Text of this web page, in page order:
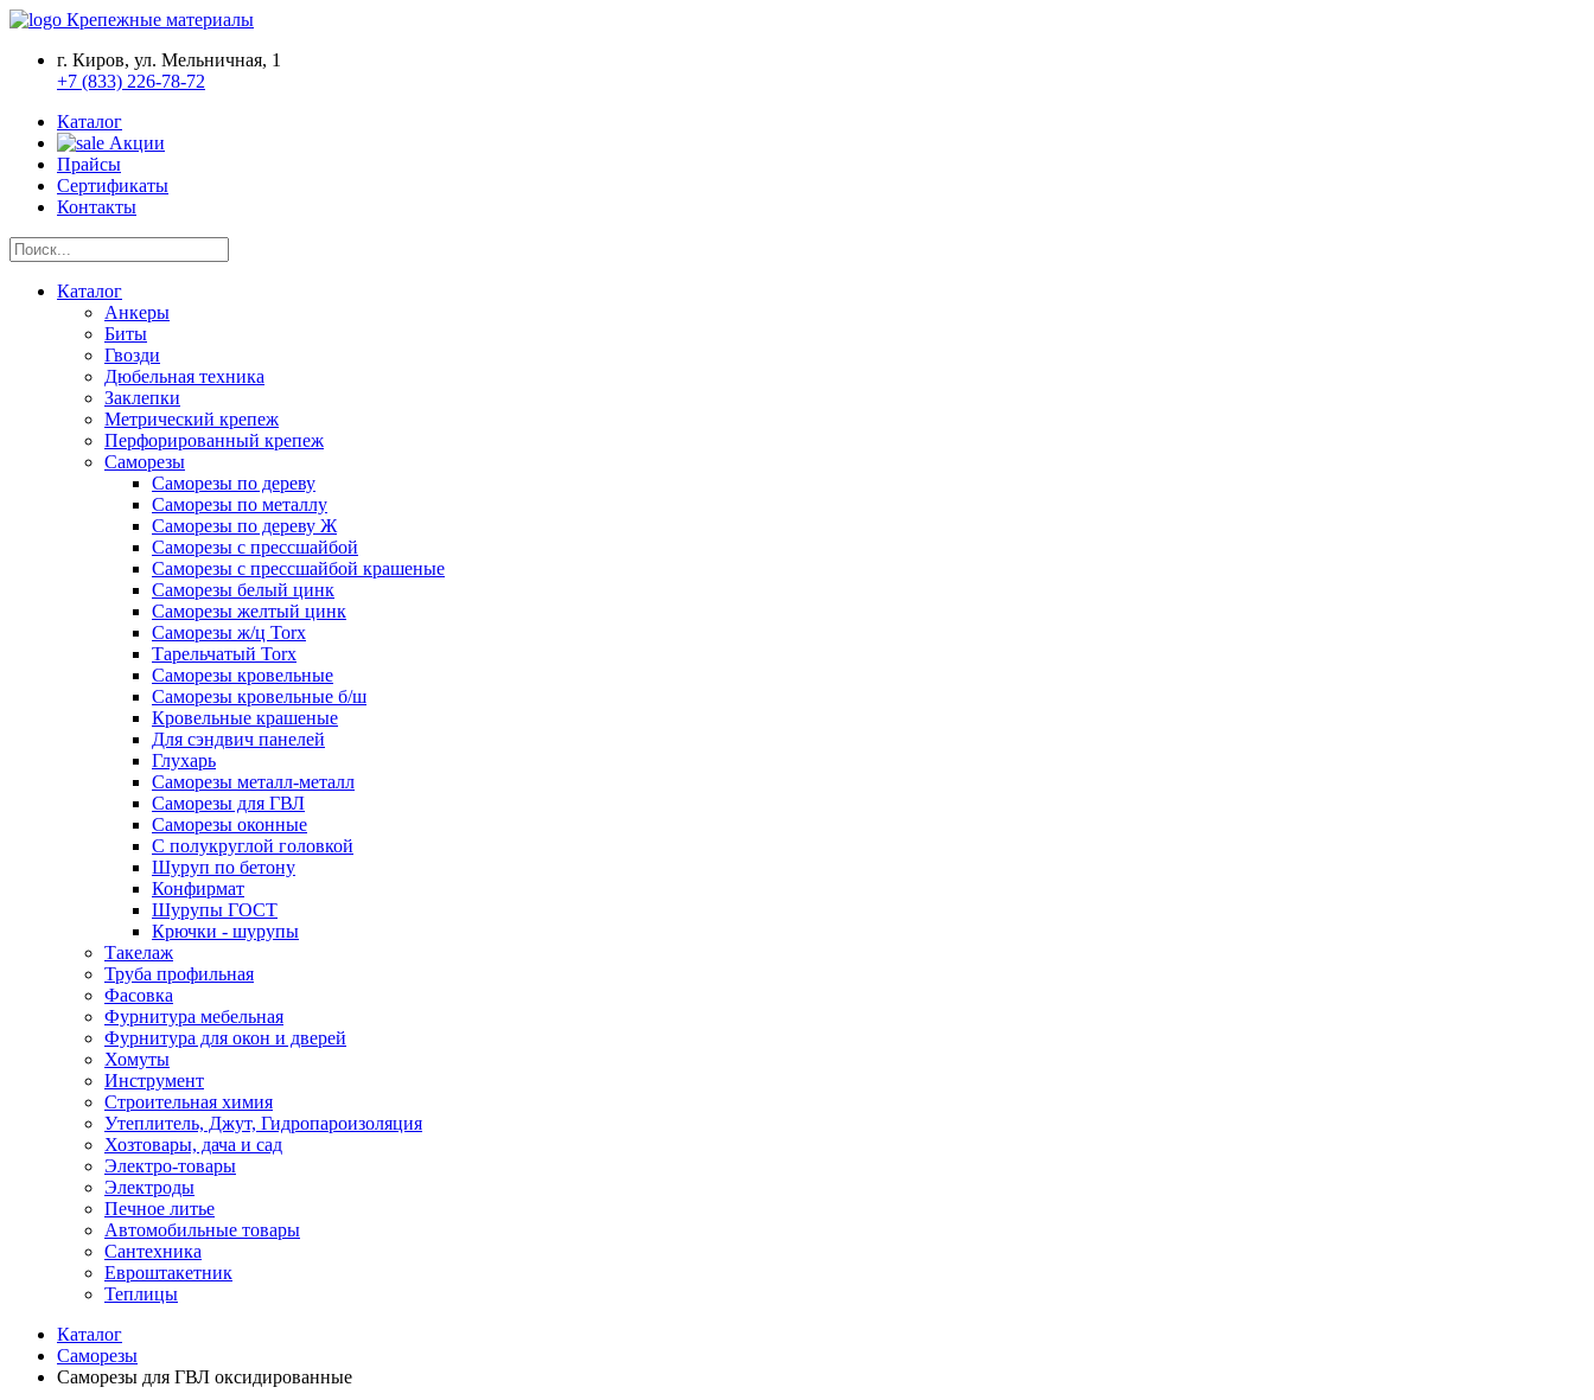
Крепежные материалы
г. Киров, ул. Мельничная, 1
+7 (833) 226-78-72
Каталог
Акции
Прайсы
Сертификаты
Контакты
Каталог
Анкеры
Биты
Гвозди
Дюбельная техника
Заклепки
Метрический крепеж
Перфорированный крепеж
Саморезы
Саморезы по дереву
Саморезы по металлу
Саморезы по дереву Ж
Саморезы с прессшайбой
Саморезы с прессшайбой крашеные
Саморезы белый цинк
Саморезы желтый цинк
Саморезы ж/ц Torx
Тарельчатый Torx
Саморезы кровельные
Саморезы кровельные б/ш
Кровельные крашеные
Для сэндвич панелей
Глухарь
Саморезы металл-металл
Саморезы для ГВЛ
Саморезы оконные
С полукруглой головкой
Шуруп по бетону
Конфирмат
Шурупы ГОСТ
Крючки - шурупы
Такелаж
Труба профильная
Фасовка
Фурнитура мебельная
Фурнитура для окон и дверей
Хомуты
Инструмент
Строительная химия
Утеплитель, Джут, Гидропароизоляция
Хозтовары, дача и сад
Электро-товары
Электроды
Печное литье
Автомобильные товары
Сантехника
Евроштакетник
Теплицы
Каталог
Саморезы
Саморезы для ГВЛ оксидированные